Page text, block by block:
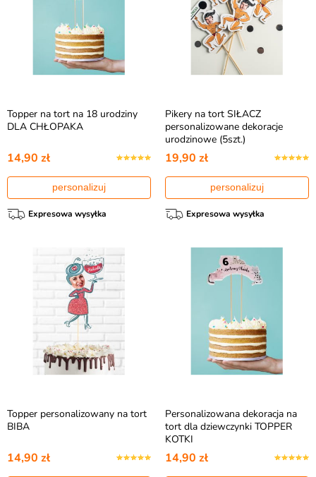
Topper na tort na 18 urodziny
DLA CHŁOPAKA
14,90 zł
personalizuj
Expresowa wysyłka
Pikery na tort SIŁACZ
personalizowane dekoracje
urodzinowe (5szt.)
19,90 zł
personalizuj
Expresowa wysyłka
Topper personalizowany na tort
BIBA
14,90 zł
Personalizowana dekoracja na
tort dla dziewczynki TOPPER
KOTKI
14,90 zł